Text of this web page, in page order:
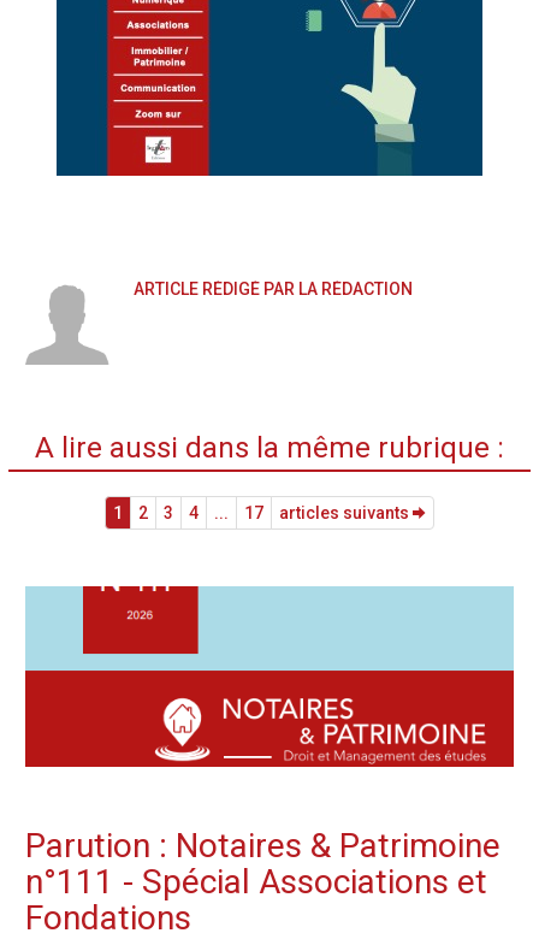
ARTICLE RÉDIGÉ PAR LA RÉDACTION
A lire aussi dans la même rubrique :
1 2 3 4 ... 17 articles suivants
Parution : Notaires & Patrimoine
n°111 - Spécial Associations et
Fondations